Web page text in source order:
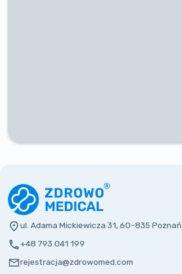
ul. Adama Mickiewicza 31, 60-835 Poznań
+48 793 041 199
rejestracja@zdrowomed.com